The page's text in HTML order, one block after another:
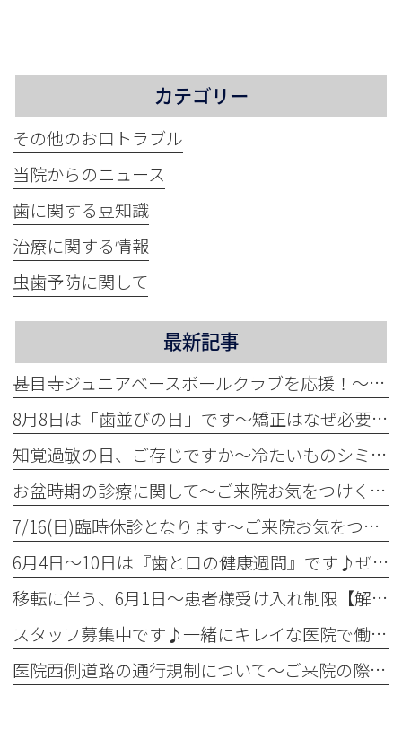
カテゴリー
その他のお口トラブル
当院からのニュース
歯に関する豆知識
治療に関する情報
虫歯予防に関して
最新記事
甚目寺ジュニアベースボールクラブを応援！～地域活性化に力をいれています～
8月8日は「歯並びの日」です～矯正はなぜ必要？～
知覚過敏の日、ご存じですか～冷たいものシミませんか？～
お盆時期の診療に関して～ご来院お気をつけください～
7/16(日)臨時休診となります～ご来院お気をつけください～
6月4日～10日は『歯と口の健康週間』です♪ぜひ定期検診へ！
移転に伴う、6月1日～患者様受け入れ制限【解除】について
スタッフ募集中です♪一緒にキレイな医院で働きませんか？✨
医院西側道路の通行規制について～ご来院の際お気をつけください～